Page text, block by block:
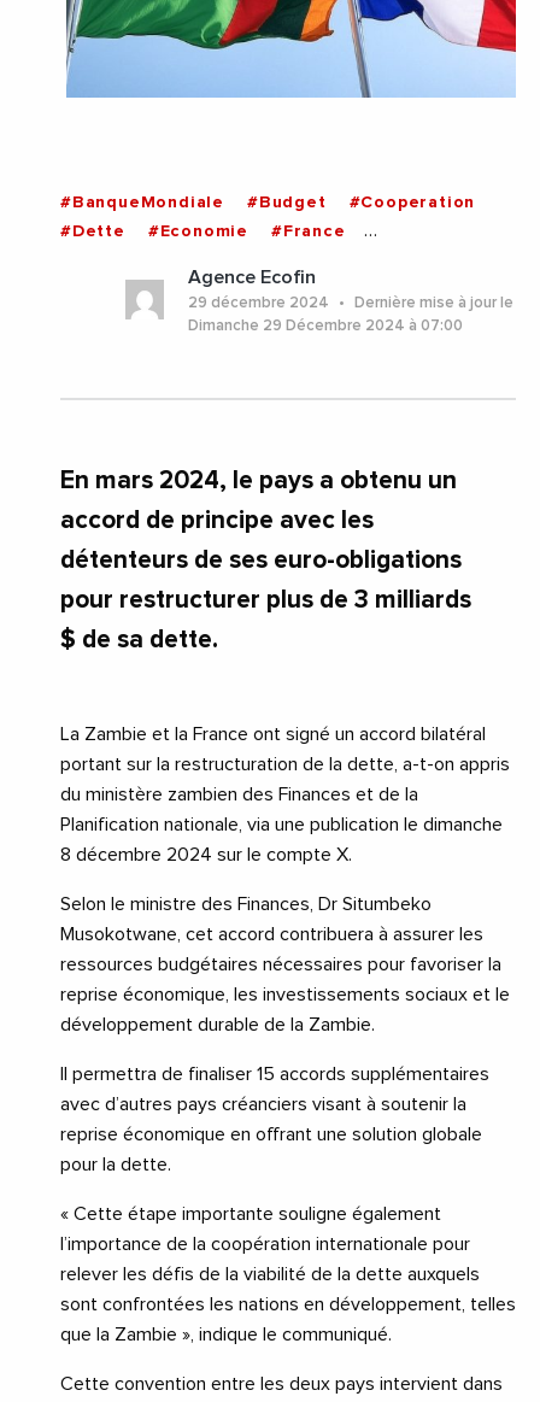
#BanqueMondiale #Budget
#Cooperation
#Dette
#Economie
#France
Agence Ecofin
29 décembre 2024
Dernière mise à jour le
Dimanche 29 Décembre 2024 à 07:00
En mars 2024, le pays a obtenu un
accord de principe avec les
détenteurs de ses euro-obligations
pour restructurer plus de 3 milliards
$ de sa dette.
La Zambie et la France ont signé un accord bilatéral
portant sur la restructuration de la dette, a-t-on appris
du ministère zambien des Finances et de la
Planification nationale, via une publication le dimanche
8 décembre 2024 sur le compte X.
Selon le ministre des Finances, Dr Situmbeko
Musokotwane, cet accord contribuera à assurer les
ressources budgétaires nécessaires pour favoriser la
reprise économique, les investissements sociaux et le
développement durable de la Zambie.
Il permettra de finaliser 15 accords supplémentaires
avec d’autres pays créanciers visant à soutenir la
reprise économique en offrant une solution globale
pour la dette.
« Cette étape importante souligne également
l’importance de la coopération internationale pour
relever les défis de la viabilité de la dette auxquels
sont confrontées les nations en développement, telles
que la Zambie », indique le communiqué.
Cette convention entre les deux pays intervient dans